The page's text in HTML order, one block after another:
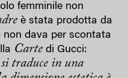
femminile non
è stata prodotta da
non dava per scontata
Carte di Gucci:
si traduce in una